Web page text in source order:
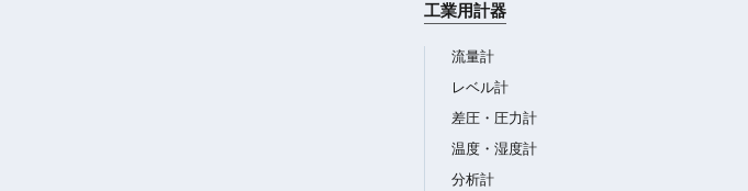
工業用計器
流量計
レベル計
差圧・圧力計
温度・湿度計
分析計